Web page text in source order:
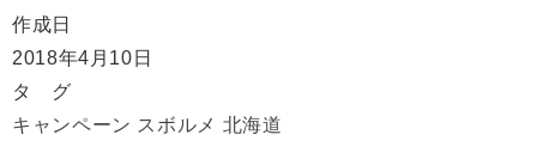
作成日
2018年4月10日
タ グ
キャンペーン スボルメ 北海道